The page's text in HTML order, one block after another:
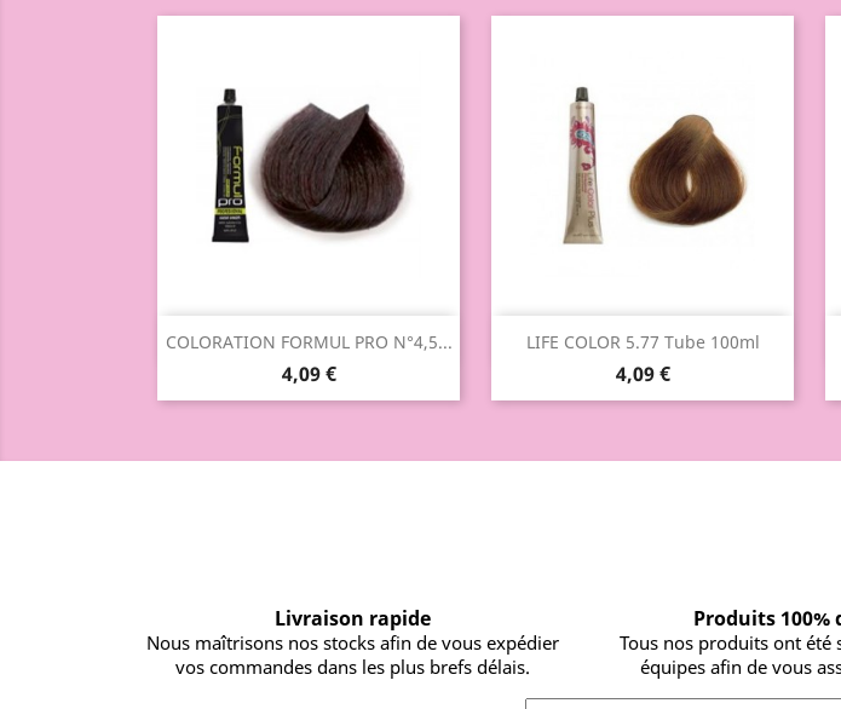
COLORATION FORMUL PRO N°4,5...
4,09 €
Aperçu rapide LIFE COLOR 5.77 Tube 100ml
4,09 €
Aperçu rapide
Livraison rapide
Nous maîtrisons nos stocks afin de vous expédier
vos commandes dans les plus brefs délais.
Produits 100%
Tous nos produits ont été
équipes afin de vous